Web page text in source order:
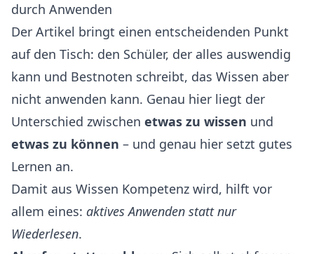
durch Anwenden
Der Artikel bringt einen entscheidenden Punkt
auf den Tisch: den Schüler, der alles auswendig
kann und Bestnoten schreibt, das Wissen aber
nicht anwenden kann. Genau hier liegt der
Unterschied zwischen etwas zu wissen und
etwas zu können – und genau hier setzt gutes
Lernen an.
Damit aus Wissen Kompetenz wird, hilft vor
allem eines: aktives Anwenden statt nur
Wiederlesen.